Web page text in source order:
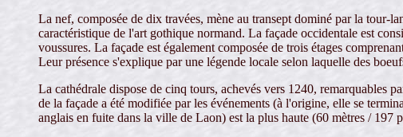
La nef, composée de dix travées, mène au transept dominé par la tour-
caractéristique de l'art gothique normand. La façade occidentale est
voussures. La façade est également composée de trois étages
Leur présence s'explique par une légende locale selon laquelle des
La cathédrale dispose de cinq tours, achevés vers 1240, remarquables
de la façade a été modifiée par les événements (à l'origine, elle se
anglais en fuite dans la ville de Laon) est la plus haute (60 mètres / 197